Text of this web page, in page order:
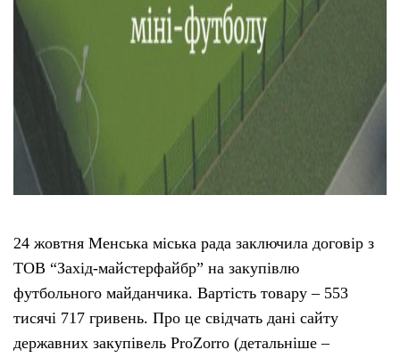
24 жовтня Менська міська рада заключила договір з
ТОВ “Захід-майстерфайбр” на закупівлю
футбольного майданчика. Вартість товару – 553
тисячі 717 гривень. Про це свідчать дані сайту
державних закупівель ProZorro (детальніше –